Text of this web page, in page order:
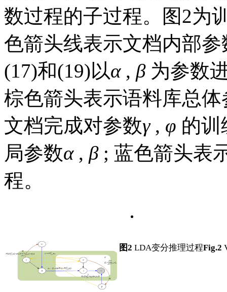
数过程的子过程。
图2为
色箭头线表示文档内部
(17)和(19)以α , β 为参数
棕色箭头表示语料库总
文档完成对参数γ , φ 的训
局参数α , β ; 蓝色箭头表
程。
图2 LDA变分推理过程Fig.2